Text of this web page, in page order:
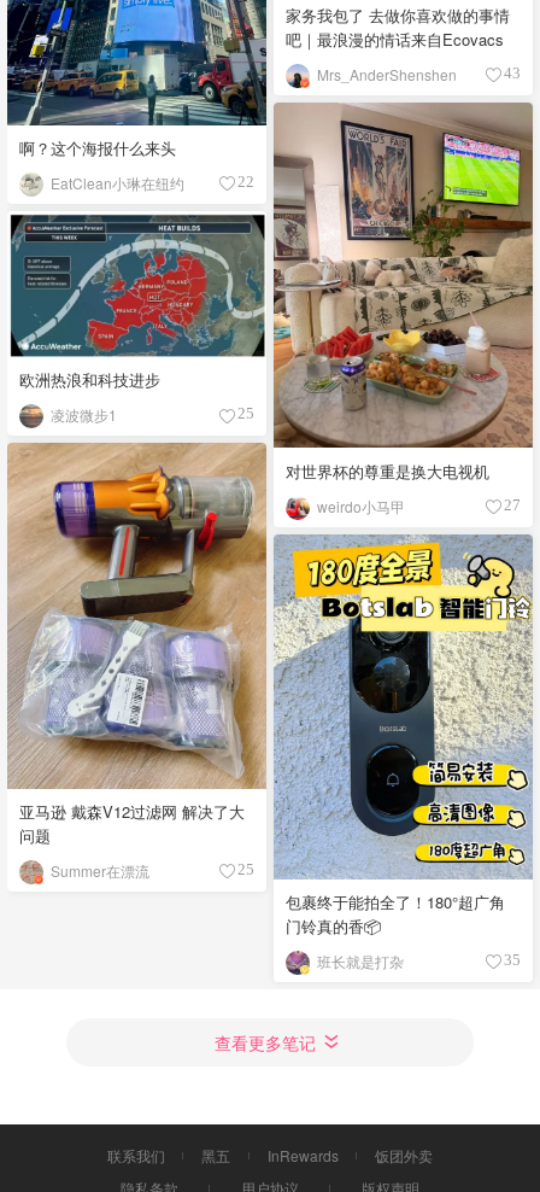
家务我包了 去做你喜欢做的事情
吧｜最浪漫的情话来自Ecovacs
Mrs_AnderShenshen 43
啊？这个海报什么来头
EatClean小琳在纽约 22
对世界杯的尊重是换大电视机
weirdo小马甲 27
欧洲热浪和科技进步
凌波微步1 25
亚马逊 戴森V12过滤网 解决了大
问题
Summer在漂流 25
包裹终于能拍全了！180°超广角
门铃真的香📦
班长就是打杂 35
查看更多笔记
联系我们 黑五 InRewards
饭团外卖